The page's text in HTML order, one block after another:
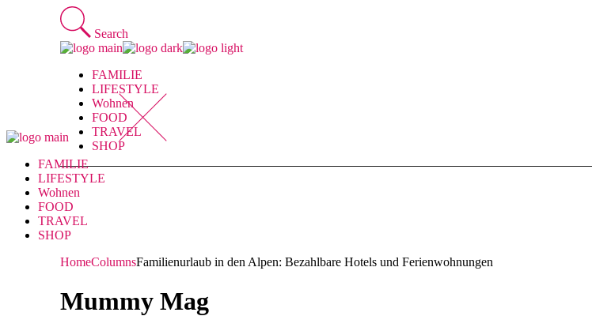
Search
FAMILIE
LIFESTYLE
Wohnen
FOOD
TRAVEL
SHOP
FAMILIE
LIFESTYLE
Wohnen
FOOD
TRAVEL
SHOP
HomeColumnsFamilienurlaub in den Alpen: Bezahlbare Hotels und Ferienwohnungen
Mummy Mag